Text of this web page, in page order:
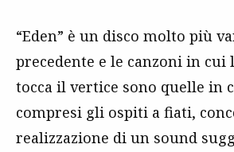
“Eden” è un disco molto più
precedente e le canzoni in cui
tocca il vertice sono quelle in
compresi gli ospiti a fiati,
realizzazione di un sound